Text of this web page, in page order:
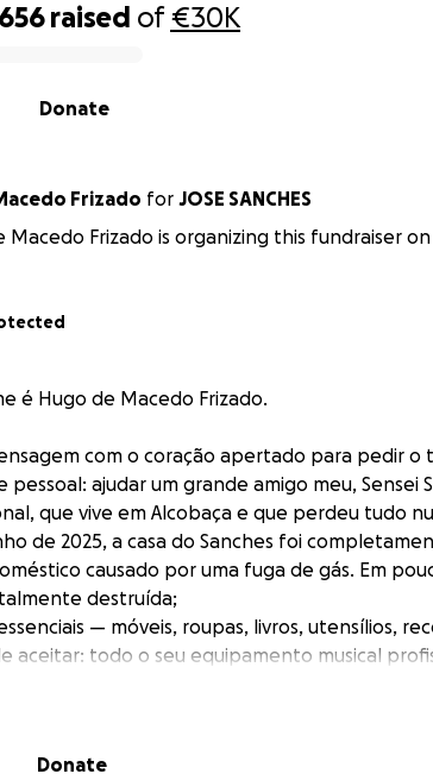
raised of€30K
Donate
Frizado for JOSE SANCHES
Macedo Frizado is organizing this fundraiser on
é Hugo de Macedo Frizado.
com o coração apertado para pedir o
ajudar um grande amigo meu, Sensei
que vive em Alcobaça e que perdeu tudo
de 2025, a casa do Sanches foi
causado por uma fuga de gás. Em
destruída;
— móveis, roupas, livros, utensílios,
aceitar: todo o seu equipamento musical
— teclados, sintetizadores,
instrutor de karaté certificado, com mais de 30
Donate